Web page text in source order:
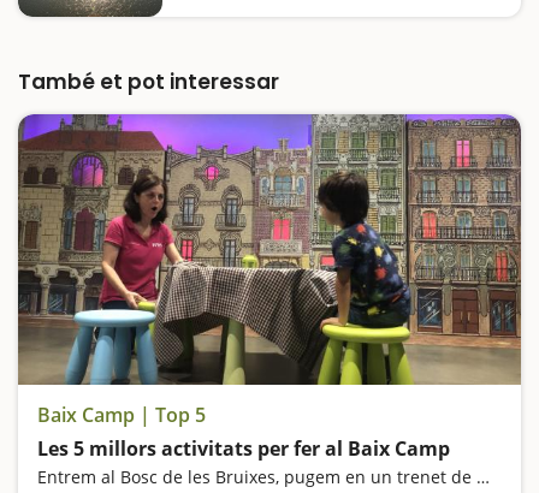
aparcar just al costat, dos elements força
importants. Aquí…
També et pot interessar
Baix Camp | Top 5
Les 5 millors activitats per fer al Baix Camp
Entrem al Bosc de les Bruixes, pugem en un trenet de miniatura, visitem el Centre Gaudí de Reus i anem d'excursió fins a un dels gorgs més espectaculars de Catalunya